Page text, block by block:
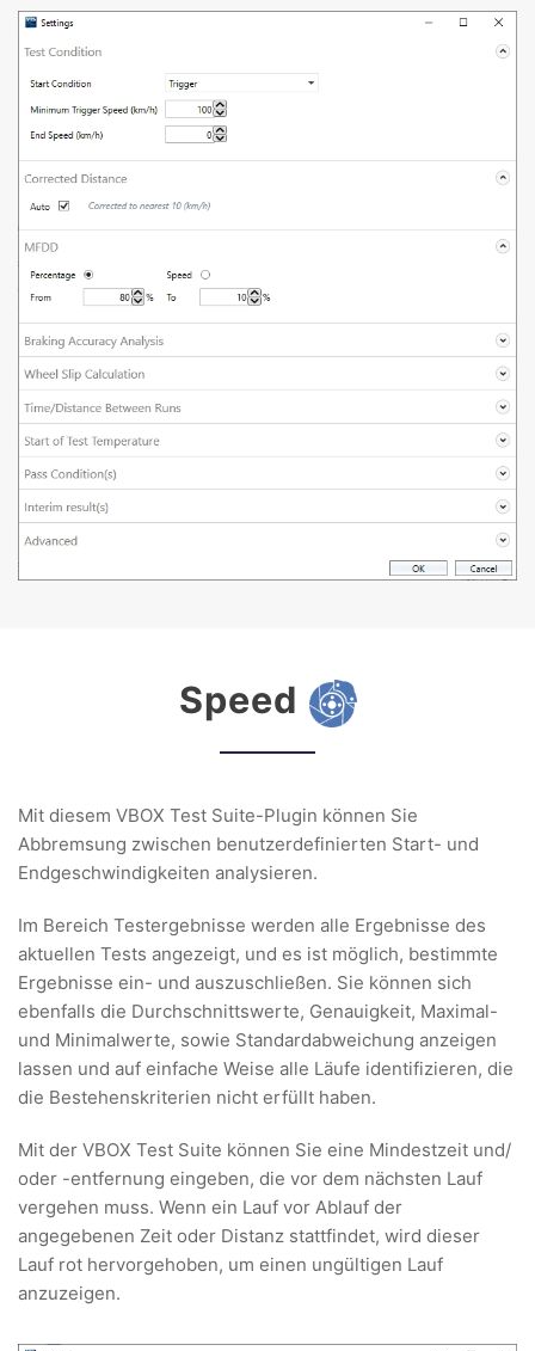
Speed
Mit diesem VBOX Test Suite-Plugin können Sie
Abbremsung zwischen benutzerdefinierten Start- und
Endgeschwindigkeiten analysieren.
Im Bereich Testergebnisse werden alle Ergebnisse des
aktuellen Tests angezeigt, und es ist möglich, bestimmte
Ergebnisse ein- und auszuschließen. Sie können sich
ebenfalls die Durchschnittswerte, Genauigkeit, Maximal-
und Minimalwerte, sowie Standardabweichung anzeigen
lassen und auf einfache Weise alle Läufe identifizieren, die
die Bestehenskriterien nicht erfüllt haben.
Mit der VBOX Test Suite können Sie eine Mindestzeit und/
oder -entfernung eingeben, die vor dem nächsten Lauf
vergehen muss. Wenn ein Lauf vor Ablauf der
angegebenen Zeit oder Distanz stattfindet, wird dieser
Lauf rot hervorgehoben, um einen ungültigen Lauf
anzuzeigen.